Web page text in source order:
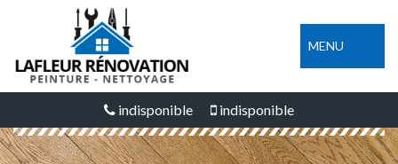
MENU
indisponible indisponible